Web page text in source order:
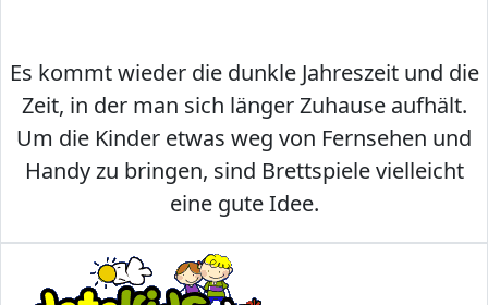
Es kommt wieder die dunkle Jahreszeit und die
Zeit, in der man sich länger Zuhause aufhält.
Um die Kinder etwas weg von Fernsehen und
Handy zu bringen, sind Brettspiele vielleicht
eine gute Idee.